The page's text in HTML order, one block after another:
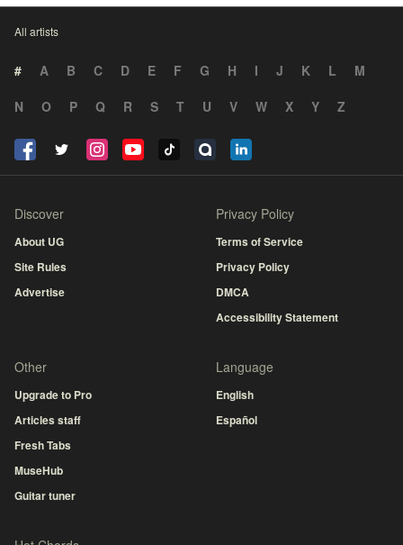
All artists
# A B C D E F G H I J K L
M
N
O P Q R S T U V W X Y Z
Discover
About UG
Site Rules
Advertise
Privacy Policy
Terms of Service
Privacy Policy
DMCA
Accessibility Statement
Other
Upgrade to Pro
Articles staff
Fresh Tabs
MuseHub
Guitar tuner
Language
English
Español